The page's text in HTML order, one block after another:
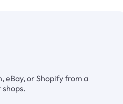
eBay, or Shopify from a